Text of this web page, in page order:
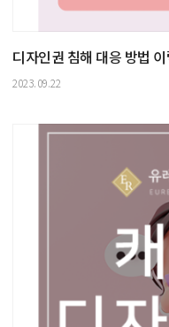
디자인권 침해 대응 방법
2023.09.22